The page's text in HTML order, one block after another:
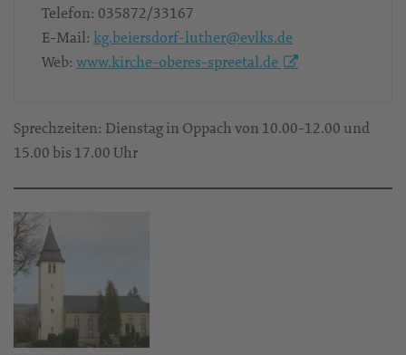
Telefon: 035872/33167
E-Mail: kg.beiersdorf-luther@evlks.de
Web: www.kirche-oberes-spreetal.de
Sprechzeiten: Dienstag in Oppach von 10.00-12.00 und
15.00 bis 17.00 Uhr